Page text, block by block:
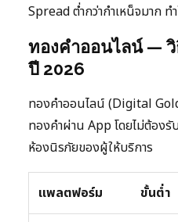
Spread ต่ำกว่ากำเหน็จมาก ท
ทองคำออนไลน์ —
ปี 2026
ทองคำออนไลน์ (Digital
ทองคำผ่าน App โดยไม่ต้องรั
ห้องนิรภัยของผู้ให้บริการ
แพลตฟอร์ม ขั้นต่ำ